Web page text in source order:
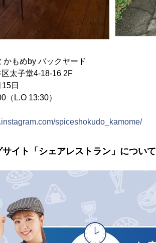
かもめby バックヤード
太子堂4-18-16 2F
日
L.O 13:30）
spiceshokudo_kamome/
イト「シェアレストラン」について